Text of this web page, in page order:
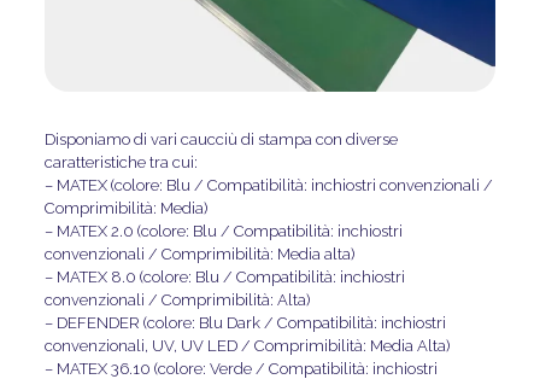
Disponiamo di vari caucciù di stampa con diverse
caratteristiche tra cui:
– MATEX (colore: Blu / Compatibilità: inchiostri convenzionali /
Comprimibilità: Media)
– MATEX 2.0 (colore: Blu / Compatibilità: inchiostri
convenzionali / Comprimibilità: Media alta)
– MATEX 8.0 (colore: Blu / Compatibilità: inchiostri
convenzionali / Comprimibilità: Alta)
– DEFENDER (colore: Blu Dark / Compatibilità: inchiostri
convenzionali, UV, UV LED / Comprimibilità: Media Alta)
– MATEX 36.10 (colore: Verde / Compatibilità: inchiostri